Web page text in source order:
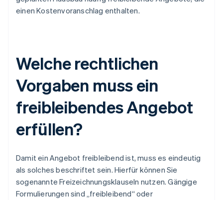
einen Kostenvoranschlag enthalten.
Welche rechtlichen
Vorgaben muss ein
freibleibendes Angebot
erfüllen?
Damit ein Angebot freibleibend ist, muss es eindeutig
als solches beschriftet sein. Hierfür können Sie
sogenannte Freizeichnungsklauseln nutzen. Gängige
Formulierungen sind „freibleibend“ oder